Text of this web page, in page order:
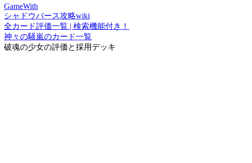
GameWith
シャドウバース攻略wiki
全カード評価一覧 | 検索機能付き！
神々の騒嵐のカード一覧
破魂の少女の評価と採用デッキ